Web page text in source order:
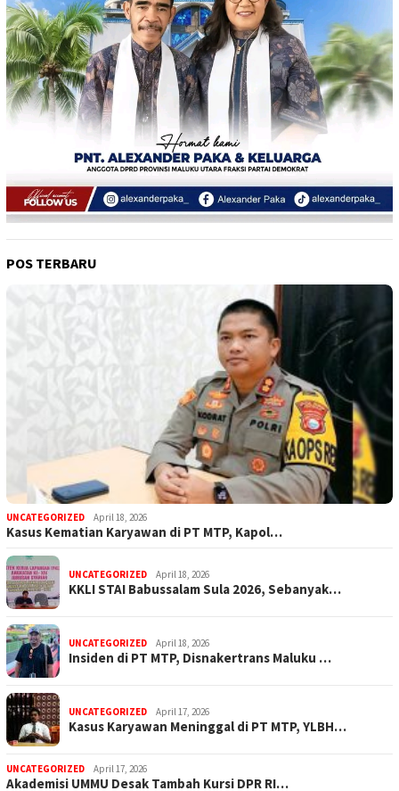
POS TERBARU
UNCATEGORIZED April 18, 2026
Kasus Kematian Karyawan di PT MTP, Kapol…
UNCATEGORIZED April 18, 2026
KKLI STAI Babussalam Sula 2026, Sebanyak…
UNCATEGORIZED April 18, 2026
Insiden di PT MTP, Disnakertrans Maluku …
UNCATEGORIZED April 17, 2026
Kasus Karyawan Meninggal di PT MTP, YLBH…
UNCATEGORIZED April 17, 2026
Akademisi UMMU Desak Tambah Kursi DPR RI…